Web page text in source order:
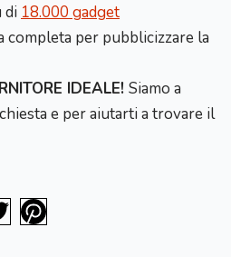
di 18.000 gadget
completa per pubblicizzare la
IDEALE! Siamo a
e per aiutarti a trovare il